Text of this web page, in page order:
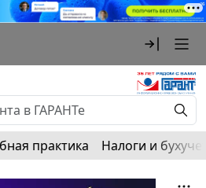
практика Налоги и